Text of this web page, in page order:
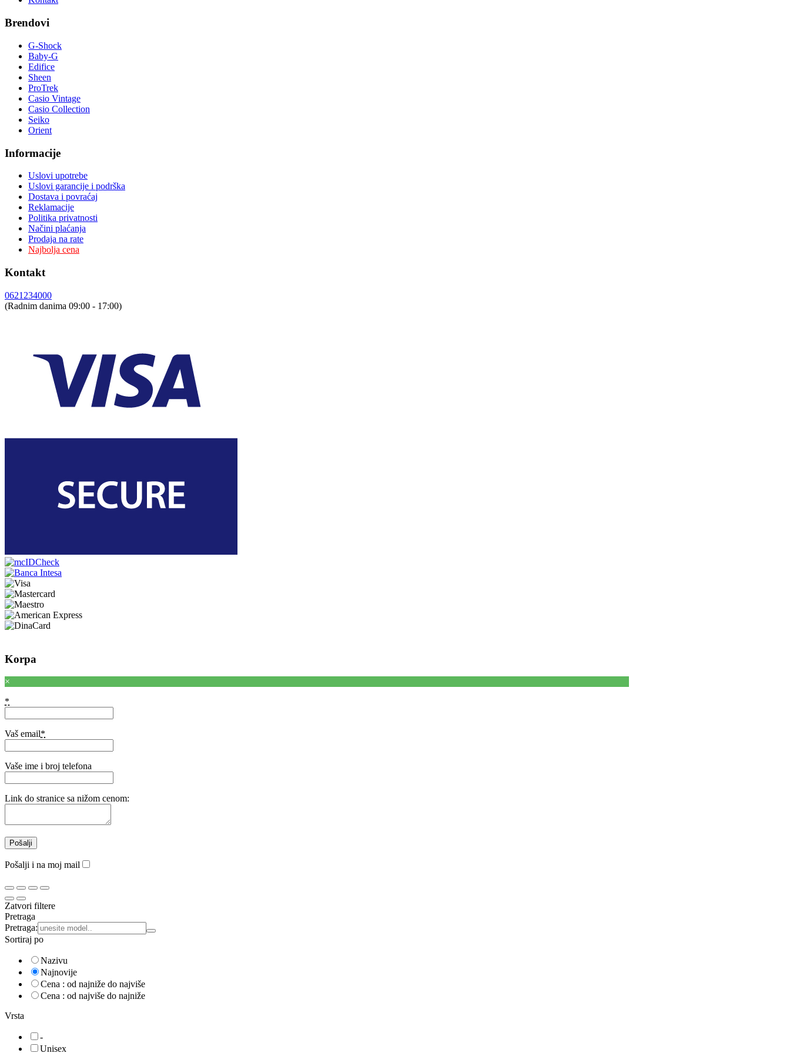
Brendovi
G-Shock
Baby-G
Edifice
Sheen
ProTrek
Casio Vintage
Casio Collection
Seiko
Orient
Informacije
Uslovi upotrebe
Uslovi garancije i podrška
Dostava i povraćaj
Reklamacije
Politika privatnosti
Načini plaćanja
Prodaja na rate
Najbolja cena
Kontakt
0621234000
(Radnim danima 09:00 - 17:00)
Korpa
×
*
Vaš email*
Vaše ime i broj telefona
Link do stranice sa nižom cenom:
Pošalji i na moj mail
Zatvori filtere
Pretraga
Pretraga:
Sortiraj po
Nazivu
Najnovije
Cena : od najniže do najviše
Cena : od najviše do najniže
Vrsta
-
Unisex